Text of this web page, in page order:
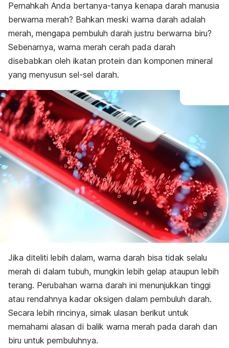
Pernahkah Anda bertanya-tanya kenapa darah manusia
berwarna merah? Bahkan meski warna darah adalah
merah, mengapa pembuluh darah justru berwarna biru?
Sebenarnya, warna merah cerah pada darah
disebabkan oleh ikatan protein dan komponen mineral
yang menyusun sel-sel darah.
Jika diteliti lebih dalam, warna darah bisa tidak selalu
merah di dalam tubuh, mungkin lebih gelap ataupun lebih
terang. Perubahan warna darah ini menunjukkan tinggi
atau rendahnya kadar oksigen dalam pembuluh darah.
Secara lebih rincinya, simak ulasan berikut untuk
memahami alasan di balik warna merah pada darah dan
biru untuk pembuluhnya.